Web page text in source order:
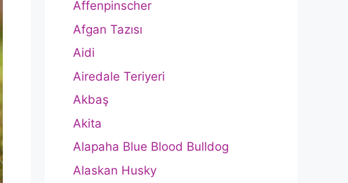
Affenpinscher
Afgan Tazısı
Aidi
Airedale Teriyeri
Akbaş
Akita
Alapaha Blue Blood Bulldog
Alaskan Husky